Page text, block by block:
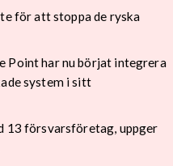
för att stoppa de ryska
Point har nu börjat integrera
system i sitt
13 försvarsföretag, uppger